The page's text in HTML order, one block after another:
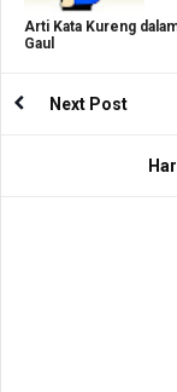
Arti Kata Kureng
Gaul
Next Post